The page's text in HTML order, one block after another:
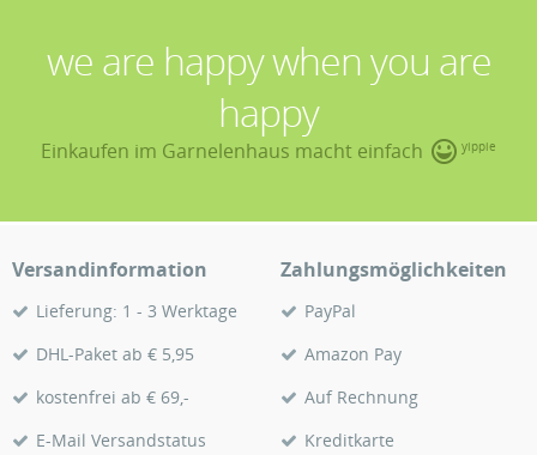
we are happy when you are
happy
Einkaufen im Garnelenhaus macht einfach yippie
Versandinformation
Lieferung: 1 - 3 Werktage
DHL-Paket ab € 5,95
kostenfrei ab € 69,-
E-Mail Versandstatus
Zahlungsmöglichkeiten
PayPal
Amazon Pay
Auf Rechnung
Kreditkarte